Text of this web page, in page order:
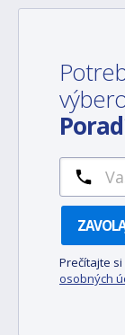
Prečítajte si
osobných